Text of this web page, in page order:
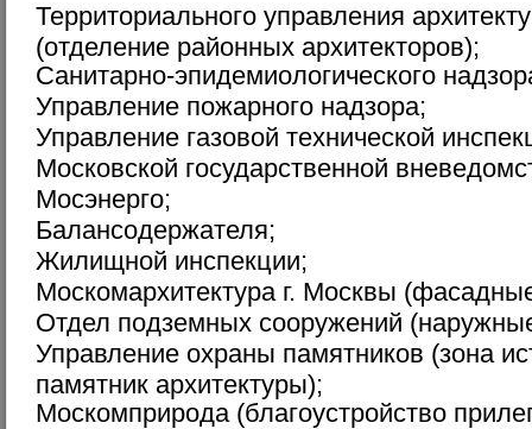
Территориального управления
(отделение районных архитекторов);
Cанитарно-эпидемиологического
Управление пожарного надзора;
Управление газовой технической
Московской государственной
Мосэнерго;
Балансодержателя;
Жилищной инспекции;
Москомархитектура г. Москвы
Отдел подземных сооружений
Управление охраны памятников (зона
памятник архитектуры);
Москомприрода (благоустройство